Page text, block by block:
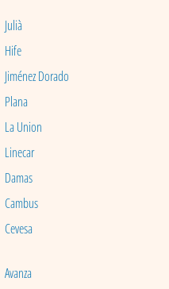
Julià
Hife
Jiménez Dorado
Plana
La Union
Linecar
Damas
Cambus
Cevesa
Avanza